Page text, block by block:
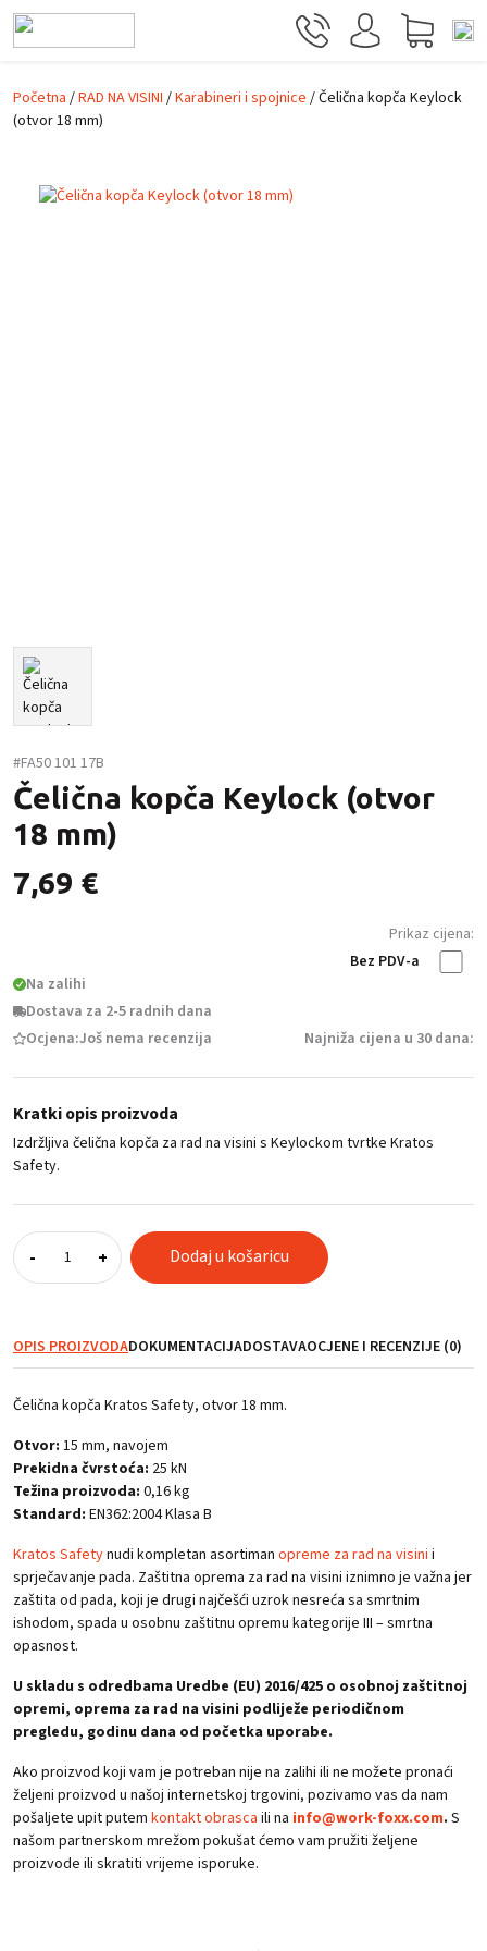
Prijeđi na glavni sadržaj
Početna /RAD NA VISINI /Karabineri i spojnice / Čelična kopča Keylock
(otvor 18 mm)
#FA50 101 17B
Čelična kopča Keylock (otvor
18 mm)
7,69 €
Prikaz cijena:
Bez PDV-a
Na zalihi
Dostava za 2-5 radnih dana
Ocjena:Još nema recenzija Najniža cijena u 30 dana:
Kratki opis proizvoda
Izdržljiva čelična kopča za rad na visini s Keylockom tvrtke Kratos
Safety.
Čelična
kopča
Keylock
mm)
+
- Dodaj u košaricu
OPIS PROIZVODADOKUMENTACIJADOSTAVAOCJENE I RECENZIJE (0)
Čelična kopča Kratos Safety, otvor 18 mm.
Otvor: 15 mm, navojem
Prekidna čvrstoća: 25 kN
Težina proizvoda: 0,16 kg
Standard: EN362:2004 Klasa B
Kratos Safetynudi kompletan asortiman opreme za rad na visini i
sprječavanje pada. Zaštitna oprema za rad na visini iznimno je važna jer
zaštita od pada, koji je drugi najčešći uzrok nesreća sa smrtnim
ishodom, spada u osobnu zaštitnu opremu kategorije III – smrtna
opasnost.
U skladu s odredbama Uredbe (EU) 2016/425 o osobnoj zaštitnoj
opremi, oprema za rad na visini podliježe periodičnom
pregledu, godinu dana od početka uporabe.
Ako proizvod koji vam je potreban nije na zalihi ili ne možete pronaći
željeni proizvod u našoj internetskoj trgovini, pozivamo vas da nam
pošaljete upit putem kontakt obrasca ili na info@work-foxx.com. S
našom partnerskom mrežom pokušat ćemo vam pružiti željene
proizvode ili skratiti vrijeme isporuke.